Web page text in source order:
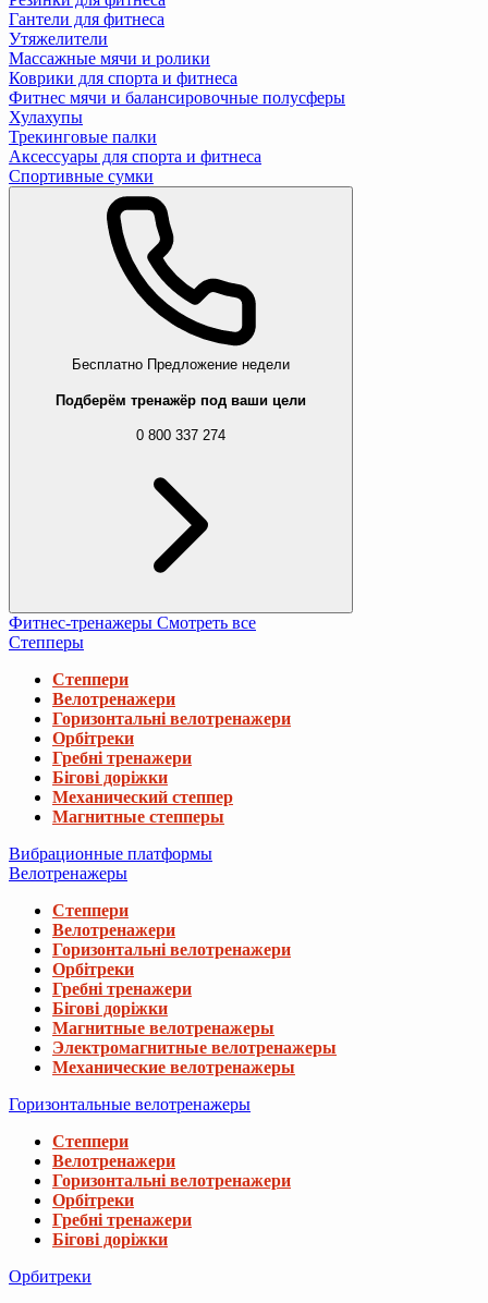
Гантели для фитнеса
Утяжелители
Массажные мячи и ролики
Коврики для спорта и фитнеса
Фитнес мячи и балансировочные полусферы
Хулахупы
Трекинговые палки
Аксессуары для спорта и фитнеса
Спортивные сумки
Бесплатно Предложение недели
Подберём тренажёр под ваши цели
0 800 337 274
Фитнес-тренажеры Смотреть все
Степперы
Степпери
Велотренажери
Горизонтальні велотренажери
Орбітреки
Гребні тренажери
Бігові доріжки
Механический степпер
Магнитные степперы
Вибрационные платформы
Велотренажеры
Степпери
Велотренажери
Горизонтальні велотренажери
Орбітреки
Гребні тренажери
Бігові доріжки
Магнитные велотренажеры
Электромагнитные велотренажеры
Механические велотренажеры
Горизонтальные велотренажеры
Степпери
Велотренажери
Горизонтальні велотренажери
Орбітреки
Гребні тренажери
Бігові доріжки
Орбитреки